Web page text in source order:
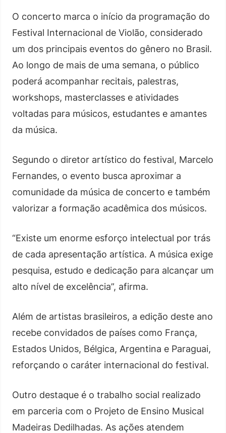
O concerto marca o início da programação do
Festival Internacional de Violão, considerado
um dos principais eventos do gênero no Brasil.
Ao longo de mais de uma semana, o público
poderá acompanhar recitais, palestras,
workshops, masterclasses e atividades
voltadas para músicos, estudantes e amantes
da música.
Segundo o diretor artístico do festival, Marcelo
Fernandes, o evento busca aproximar a
comunidade da música de concerto e também
valorizar a formação acadêmica dos músicos.
“Existe um enorme esforço intelectual por trás
de cada apresentação artística. A música exige
pesquisa, estudo e dedicação para alcançar um
alto nível de excelência”, afirma.
Além de artistas brasileiros, a edição deste ano
recebe convidados de países como França,
Estados Unidos, Bélgica, Argentina e Paraguai,
reforçando o caráter internacional do festival.
Outro destaque é o trabalho social realizado
em parceria com o Projeto de Ensino Musical
Madeiras Dedilhadas. As ações atendem